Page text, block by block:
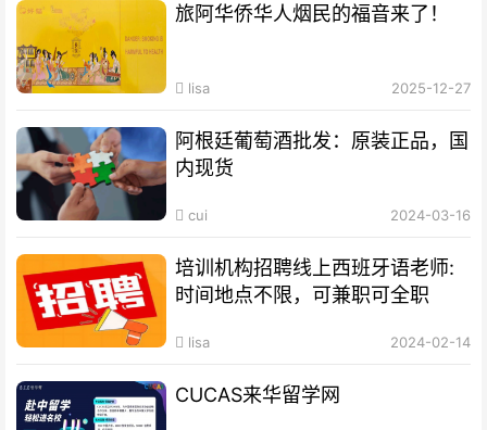
旅阿华侨华人烟民的福音来了！
lisa 2025-12-27
阿根廷葡萄酒批发：原装正品，国
内现货
cui 2024-03-16
培训机构招聘线上西班牙语老师:
时间地点不限，可兼职可全职
lisa 2024-02-14
CUCAS来华留学网